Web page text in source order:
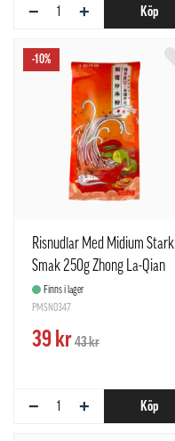
− + Köp
-10%
Risnudlar Med Midium Stark
Smak 250g Zhong La-Qian
Fen Xi Shi Kina
Finns i lager
PMSN0347
39 kr43 kr
− + Köp